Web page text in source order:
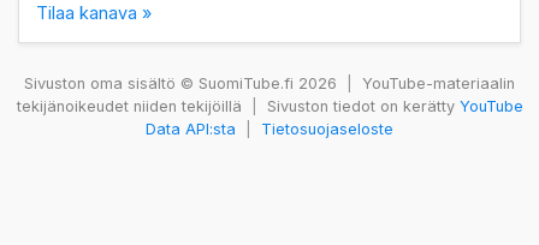
Tilaa kanava »
Sivuston oma sisältö © SuomiTube.fi 2026
YouTube-materiaalin
tekijänoikeudet niiden tekijöillä
Sivuston tiedot on kerätty YouTube
Data API:sta
Tietosuojaseloste